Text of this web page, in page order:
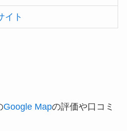
イト
Google Mapの評価や口コミ